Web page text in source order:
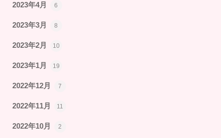
2023年4月 6
2023年3月 8
2023年2月 10
2023年1月 19
2022年12月 7
2022年11月 11
2022年10月 2